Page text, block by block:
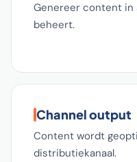
Genereer content in
beheert.
Channel output
Content wordt
distributiekanaal.